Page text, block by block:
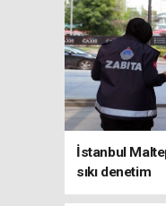
İstanbul
sıkı denetim